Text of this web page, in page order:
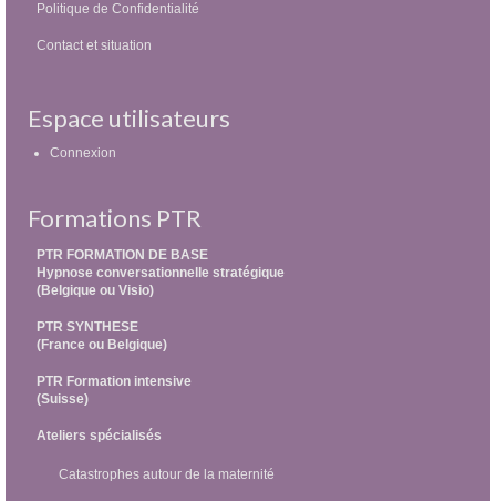
Politique de Confidentialité
Contact et situation
Espace utilisateurs
Connexion
Formations PTR
PTR FORMATION DE BASE
Hypnose conversationnelle stratégique
(Belgique ou Visio)
PTR SYNTHESE
(France ou Belgique)
PTR Formation intensive
(Suisse)
Ateliers spécialisés
Catastrophes autour de la maternité